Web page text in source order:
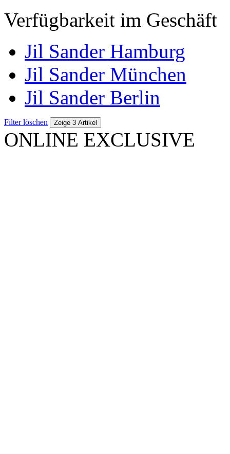
Verfügbarkeit im Geschäft
Jil Sander Hamburg
Jil Sander München
Jil Sander Berlin
Filter löschen Zeige 3 Artikel
ONLINE EXCLUSIVE